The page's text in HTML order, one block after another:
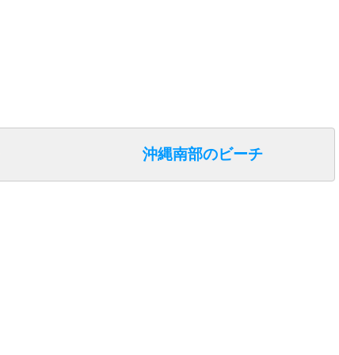
沖縄南部のビーチ